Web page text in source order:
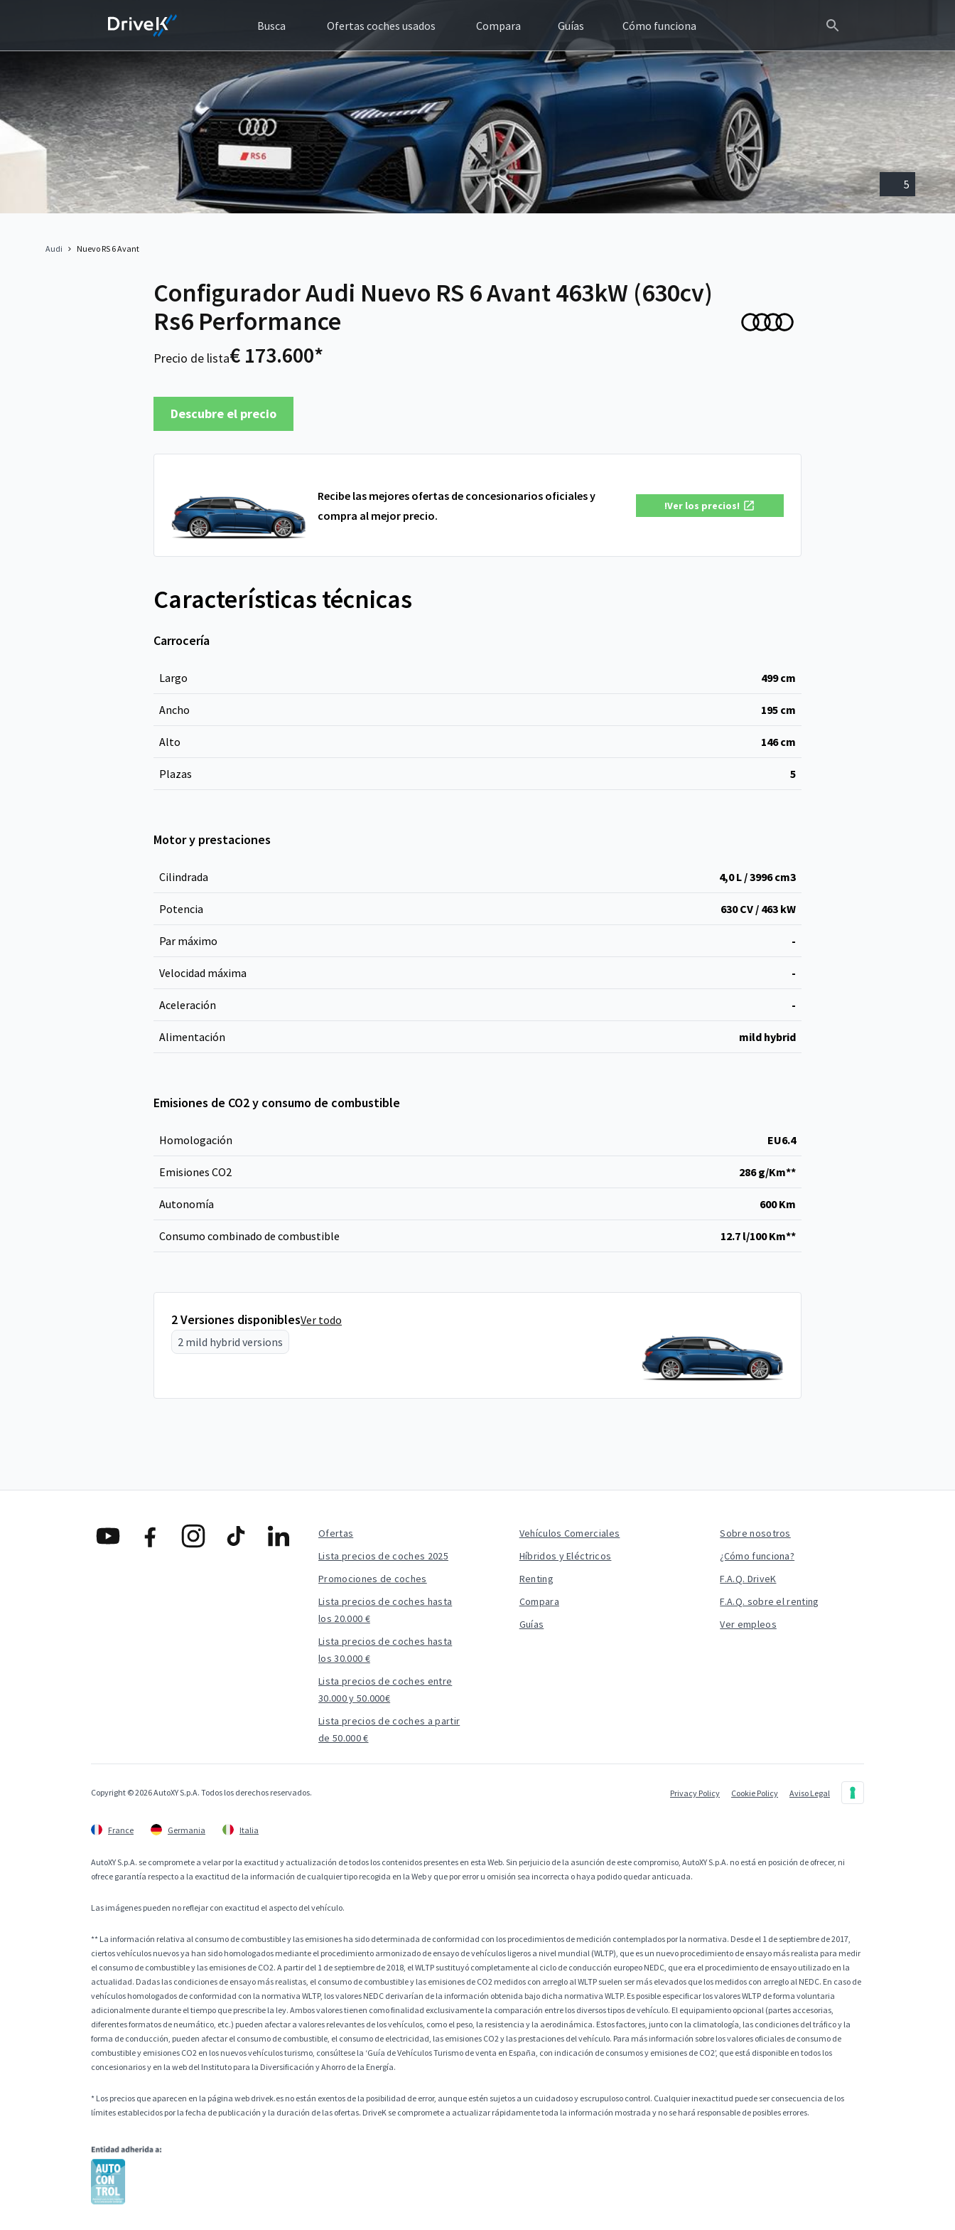
Busca Ofertas coches usados Compara Guías Cómo funciona
5
Audi Nuevo RS 6 Avant
Configurador Audi Nuevo RS 6 Avant 463kW (630cv)
Rs6 Performance
Precio de lista€ 173.600*
Descubre el precio
Recibe las mejores ofertas de concesionarios oficiales y
compra al mejor precio.
!Ver los precios!
Características técnicas
Carrocería
Largo 499cm
Ancho 195 cm
Alto 146cm
Plazas 5
Motor y prestaciones
Cilindrada 4,0 L / 3996 cm3
Potencia 630 CV / 463 kW
Par máximo -
Velocidad máxima -
Aceleración -
Alimentación mild hybrid
Emisiones de CO2 y consumo de combustible
Homologación EU6.4
Emisiones CO2 286 g/Km**
Autonomía 600 Km
Consumo combinado de combustible 12.7 l/100 Km**
2 Versiones disponiblesVer todo
2 mild hybrid versions
Ofertas
Lista precios de coches 2025
Promociones de coches
Lista precios de coches hasta
los 20.000 €
Lista precios de coches hasta
los 30.000 €
Lista precios de coches entre
30.000 y 50.000€
Lista precios de coches a partir
de 50.000 €
Vehículos Comerciales
Híbridos y Eléctricos
Renting
Compara
Guías
Sobre nosotros
¿Cómo funciona?
F.A.Q. DriveK
F.A.Q. sobre el renting
Ver empleos
Copyright © 2026 AutoXY S.p.A. Todos los derechos reservados. Privacy Policy Cookie Policy Aviso Legal
France Germania Italia
AutoXY S.p.A. se compromete a velar por la exactitud y actualización de todos los contenidos presentes en esta Web. Sin perjuicio de la asunción de este compromiso, AutoXY S.p.A. no está en posición de ofrecer, ni
ofrece garantía respecto a la exactitud de la información de cualquier tipo recogida en la Web y que por error u omisión sea incorrecta o haya podido quedar anticuada.
Las imágenes pueden no reflejar con exactitud el aspecto del vehículo.
** La información relativa al consumo de combustible y las emisiones ha sido determinada de conformidad con los procedimientos de medición contemplados por la normativa. Desde el 1 de septiembre de 2017,
ciertos vehículos nuevos ya han sido homologados mediante el procedimiento armonizado de ensayo de vehículos ligeros a nivel mundial (WLTP), que es un nuevo procedimiento de ensayo más realista para medir
el consumo de combustible y las emisiones de CO2. A partir del 1 de septiembre de 2018, el WLTP sustituyó completamente al ciclo de conducción europeo NEDC, que era el procedimiento de ensayo utilizado en la
actualidad. Dadas las condiciones de ensayo más realistas, el consumo de combustible y las emisiones de CO2 medidos con arreglo al WLTP suelen ser más elevados que los medidos con arreglo al NEDC. En caso de
vehículos homologados de conformidad con la normativa WLTP, los valores NEDC derivarían de la información obtenida bajo dicha normativa WLTP. Es posible especificar los valores WLTP de forma voluntaria
adicionalmente durante el tiempo que prescribe la ley. Ambos valores tienen como finalidad exclusivamente la comparación entre los diversos tipos de vehículo. El equipamiento opcional (partes accesorias,
diferentes formatos de neumático, etc.) pueden afectar a valores relevantes de los vehículos, como el peso, la resistencia y la aerodinámica. Estos factores, junto con la climatología, las condiciones del tráfico y la
forma de conducción, pueden afectar el consumo de combustible, el consumo de electricidad, las emisiones CO2 y las prestaciones del vehículo. Para más información sobre los valores oficiales de consumo de
combustible y emisiones CO2 en los nuevos vehículos turismo, consúltese la ‘Guía de Vehículos Turismo de venta en España, con indicación de consumos y emisiones de CO2’, que está disponible en todos los
concesionarios y en la web del Instituto para la Diversificación y Ahorro de la Energía.
* Los precios que aparecen en la página web drivek.es no están exentos de la posibilidad de error, aunque estén sujetos a un cuidadoso y escrupuloso control. Cualquier inexactitud puede ser consecuencia de los
límites establecidos por la fecha de publicación y la duración de las ofertas. DriveK se compromete a actualizar rápidamente toda la información mostrada y no se hará responsable de posibles errores.